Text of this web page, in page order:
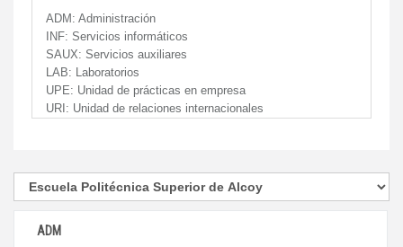
ADM: Administración
INF: Servicios informáticos
SAUX: Servicios auxiliares
LAB: Laboratorios
UPE: Unidad de prácticas en empresa
URI: Unidad de relaciones internacionales
ADM